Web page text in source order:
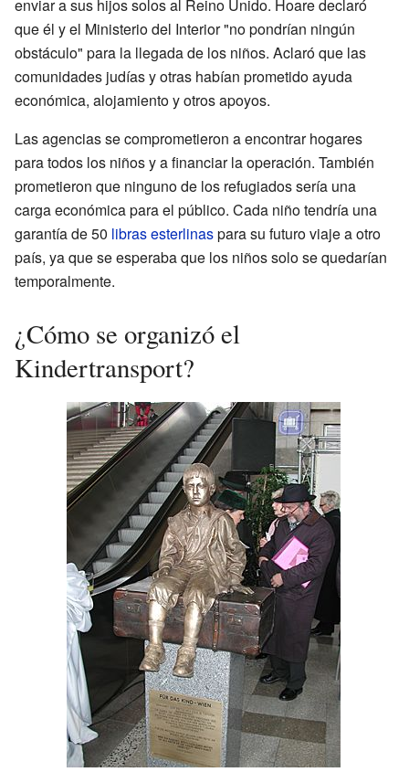
enviar a sus hijos solos al Reino Unido. Hoare declaró
que él y el Ministerio del Interior "no pondrían ningún
obstáculo" para la llegada de los niños. Aclaró que las
comunidades judías y otras habían prometido ayuda
económica, alojamiento y otros apoyos.
Las agencias se comprometieron a encontrar hogares
para todos los niños y a financiar la operación. También
prometieron que ninguno de los refugiados sería una
carga económica para el público. Cada niño tendría una
garantía de 50 libras esterlinaspara su futuro viaje a otro
país, ya que se esperaba que los niños solo se quedarían
temporalmente.
¿Cómo se organizó el
Kindertransport?